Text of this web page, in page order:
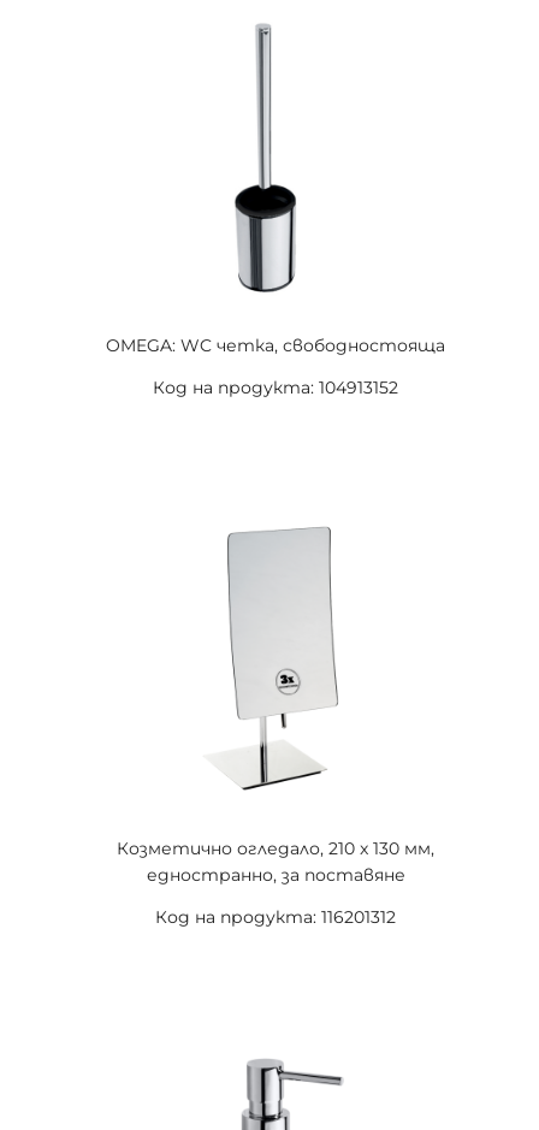
OMEGA: WC четка, свободностояща
Код на продукта: 104913152
Козметично огледало, 210 x 130 мм,
едностранно, за поставяне
Код на продукта: 116201312